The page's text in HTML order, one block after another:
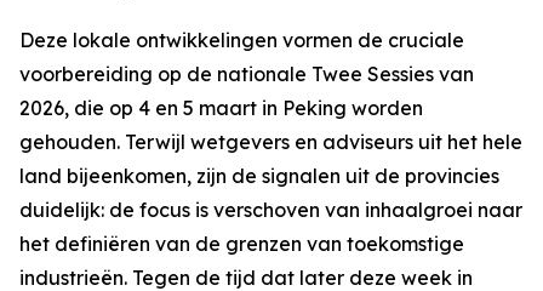
Deze lokale ontwikkelingen vormen de cruciale
voorbereiding op de nationale Twee Sessies van
2026, die op 4 en 5 maart in Peking worden
gehouden. Terwijl wetgevers en adviseurs uit het hele
land bijeenkomen, zijn de signalen uit de provincies
duidelijk: de focus is verschoven van inhaalgroei naar
het definiëren van de grenzen van toekomstige
industrieën. Tegen de tijd dat later deze week in